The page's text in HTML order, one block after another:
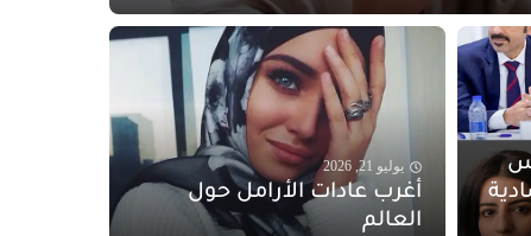
يوليو 21, 2026
أغرب عادات الأرامل حول
العالم